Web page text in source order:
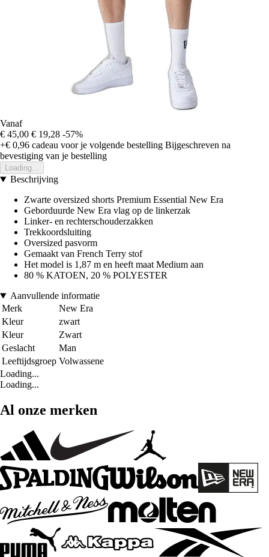
Vanaf
€ 45,00 € 19,28 -57%
+€ 0,96 cadeau voor je volgende bestelling Bijgeschreven na
bevestiging van je bestelling
Loading...
Beschrijving
Zwarte oversized shorts Premium Essential New Era
Geborduurde New Era vlag op de linkerzak
Linker- en rechterschouderzakken
Trekkoordsluiting
Oversized pasvorm
Gemaakt van French Terry stof
Het model is 1,87 m en heeft maat Medium aan
80 % KATOEN, 20 % POLYESTER
Aanvullende informatie
Merk
New Era
Kleur
zwart
Kleur
Zwart
Geslacht
Man
Leeftijdsgroep Volwassene
Loading...
Loading...
Al onze merken